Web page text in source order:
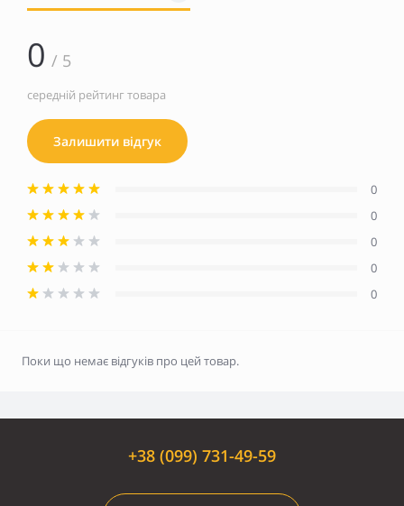
0 / 5
середній рейтинг товара
Залишити відгук
0
0
0
0
0
Поки що немає відгуків про цей товар.
+38 (099) 731-49-59